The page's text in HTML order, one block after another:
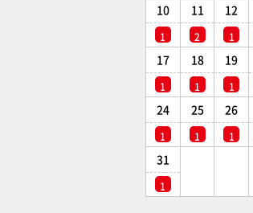
10
1
11
2
12
1
17
1
18
1
19
1
24
1
25
1
26
1
31
1